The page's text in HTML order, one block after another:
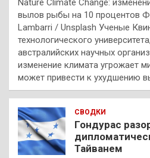
Nature Climate Change:
вылов рыбы на 10 процентов
Lambarri / Unsplash Ученые
технологического
австралийских научных
изменение климата угрожает
может привести к ухудшению
СВОДКИ
Гондурас
Тайванем